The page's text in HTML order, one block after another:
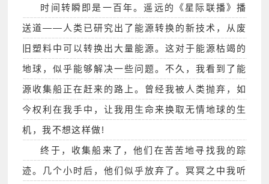
时间转瞬即是一百年。遥远的《星际联播》播
送道——人类已研究出了能源转换的新技术，从废
旧塑料中可以转换出大量能源。这对于能源枯竭的
地球，似乎能够解决一些问题。不久，我看到了能
源收集船正在赶来的路上。曾经我被人类抛弃，如
今权利在我手中，让我用生命来换取无情地球的生
机，我不想这样做!
终于，收集船来了，他们在苦苦地寻找我的踪
迹。几个小时后，他们似乎放弃了。冥冥之中我听